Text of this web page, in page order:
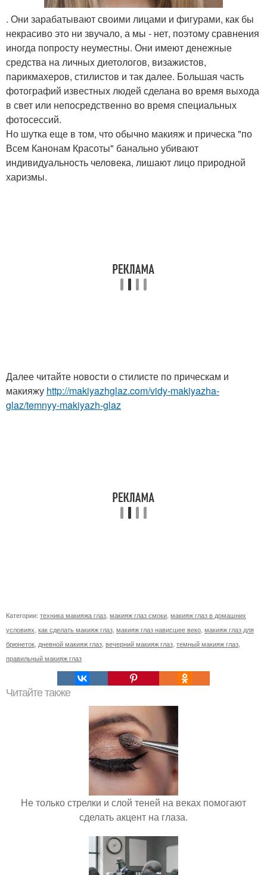
. Они зарабатывают своими лицами и фигурами, как бы
некрасиво это ни звучало, а мы - нет, поэтому сравнения
иногда попросту неуместны. Они имеют денежные
средства на личных диетологов, визажистов,
парикмахеров, стилистов и так далее. Большая часть
фотографий известных людей сделана во время выхода
в свет или непосредственно во время специальных
фотосессий.
Но шутка еще в том, что обычно макияж и прическа "по
Всем Канонам Красоты" банально убивают
индивидуальность человека, лишают лицо природной
харизмы.
Далее читайте новости о стилисте по прическам и
макияжу http://makiyazhglaz.com/vidy-makiyazha-
glaz/temnyy-makiyazh-glaz
Категории: техника макияжа глаз, макияж глаз смоки, макияж глаз в домашних
условиях, как сделать макияж глаз, макияж глаз нависшее веко, макияж глаз для
брюнеток, дневной макияж глаз, вечерний макияж глаз, темный макияж глаз,
правильный макияж глаз
Читайте также
Не только стрелки и слой теней на веках помогают
сделать акцент на глаза.